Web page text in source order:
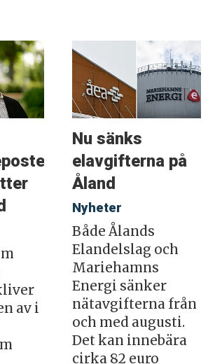
av i
Nu sänks
elavgifterna på
Åland
Nyheter
Både Ålands
Elandelslag och
Mariehamns
Energi sänker
nätavgifterna från
och med augusti.
Det kan innebära
cirka 82 euro